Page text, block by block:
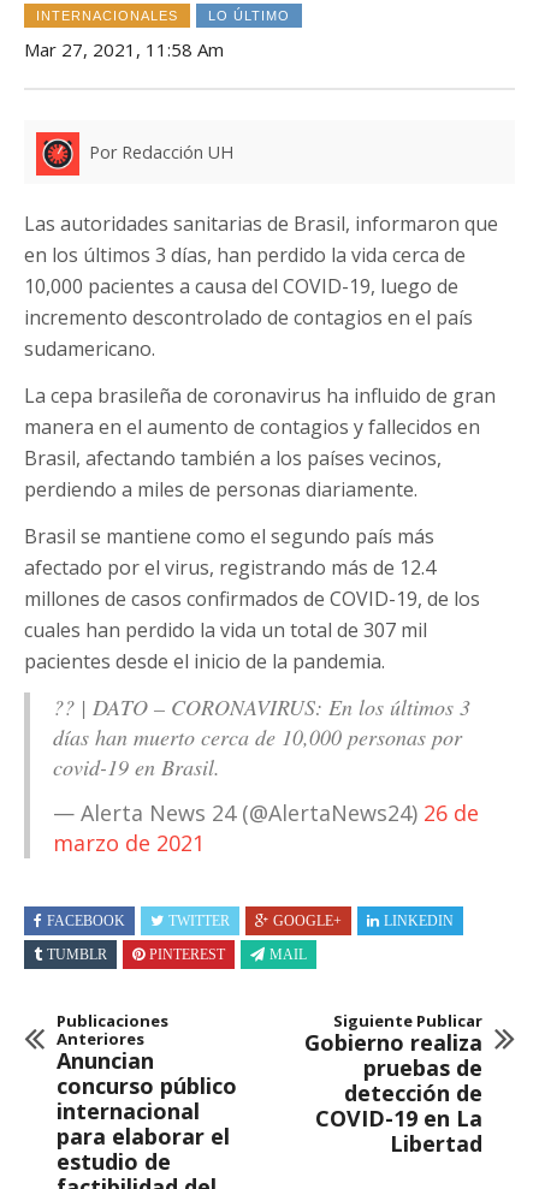
INTERNACIONALES LO ÚLTIMO
Mar 27, 2021, 11:58 Am
Por Redacción UH
Las autoridades sanitarias de Brasil, informaron que
en los últimos 3 días, han perdido la vida cerca de
10,000 pacientes a causa del COVID-19, luego de
incremento descontrolado de contagios en el país
sudamericano.
La cepa brasileña de coronavirus ha influido de gran
manera en el aumento de contagios y fallecidos en
Brasil, afectando también a los países vecinos,
perdiendo a miles de personas diariamente.
Brasil se mantiene como el segundo país más
afectado por el virus, registrando más de 12.4
millones de casos confirmados de COVID-19, de los
cuales han perdido la vida un total de 307 mil
pacientes desde el inicio de la pandemia.
?? | DATO – CORONAVIRUS: En los últimos 3
días han muerto cerca de 10,000 personas por
covid-19 en Brasil.
— Alerta News 24 (@AlertaNews24) 26 de
marzo de 2021
FACEBOOK TWITTER GOOGLE+
LINKEDIN
TUMBLR
PINTEREST MAIL
Publicaciones
Anteriores
Anuncian
concurso público
internacional
para elaborar el
estudio de
Siguiente Publicar
Gobierno realiza
pruebas de
detección de
COVID-19 en La
Libertad